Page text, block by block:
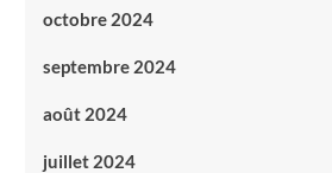
octobre 2024
septembre 2024
août 2024
juillet 2024